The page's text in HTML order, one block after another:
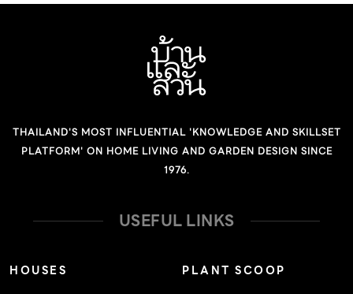
การผลิตที่มากขึ้นจากผลงานก่อนหน้านี้ นอกจากหลังคา และ
คอนกรีตที่ใช้เป็นวัสดุจากโรงงาน วัสดุอื่นนอกจากสองอย่าง
นี้ใช้ของที่มีอยู่โดยรอบในรัศมี 10 กิโลเมตรทั้งสิ้น รวมไปถึง
รายละเอียดอย่างประตู […]
สถานที่ดื่มกาแฟชิล ๆ อย่างเดียว แต่ยังสามารถมาแฮ้งเอ๊าต์
และนั่งทำงานได้ด้วย ออกแบบโดยสตูดิโอ VILAA ซึ่งเคยฝาก
ผลงานกับคาซ่า ลาแปง มาแล้วหลายสาขา การออกแบบครั้งนี้
สภาพโครงสร้างทรุดโทรมให้กลับมามีชีวิตอีกครั้ง ภายใต้
โจทย์การใช้งานใหม่ที่ทั้งผู้ออกแบบและเจ้าของคาเฟ่ต่างเห็น
ดั้งเดิมของที่นี่ ผสมกับวัสดุที่สื่อถึงความทันสมัย เพื่อสร้าง
THAILAND'S MOST INFLUENTIAL 'KNOWLEDGE AND SKILLSET
PLATFORM' ON HOME LIVING AND GARDEN DESIGN SINCE
1976.
USEFUL LINKS
HOUSES
PLANT SCOOP